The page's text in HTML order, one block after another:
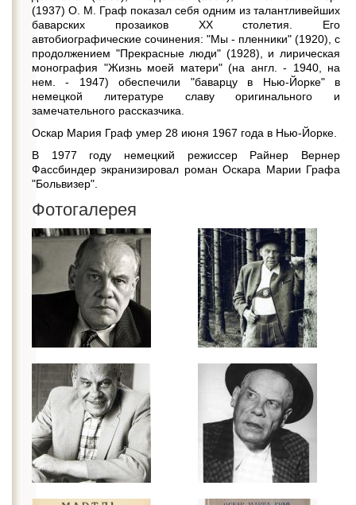
(1937) О. М. Граф показал себя одним из талантливейших
баварских прозаиков XX столетия. Его
автобиографические сочинения: "Мы - пленники" (1920), с
продолжением "Прекрасные люди" (1928), и лирическая
монография "Жизнь моей матери" (на англ. - 1940, на
нем. - 1947) обеспечили "баварцу в Нью-Йорке" в
немецкой литературе славу оригинального и
замечательного рассказчика.
Оскар Мария Граф умер 28 июня 1967 года в Нью-Йорке.
В 1977 году немецкий режиссер Райнер Вернер
Фассбиндер экранизировал роман Оскара Марии Графа
"Больвизер".
Фотогалерея